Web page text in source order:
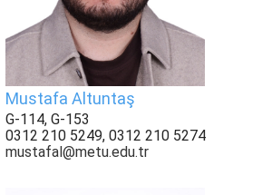
Mustafa Altuntaş
G-114, G-153
0312 210 5249, 0312 210 5274
mustafal@metu.edu.tr